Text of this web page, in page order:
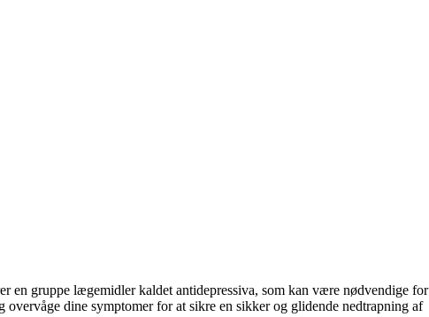
en gruppe lægemidler kaldet antidepressiva, som kan være nødvendige for
dine symptomer for at sikre en sikker og glidende nedtrapning af